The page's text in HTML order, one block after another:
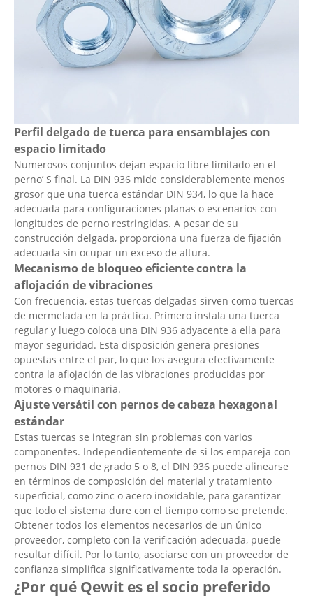
Perfil delgado de tuerca para ensamblajes con
espacio limitado
Numerosos conjuntos dejan espacio libre limitado en el
perno’ S final. La DIN 936 mide considerablemente menos
grosor que una tuerca estándar DIN 934, lo que la hace
adecuada para configuraciones planas o escenarios con
longitudes de perno restringidas. A pesar de su
construcción delgada, proporciona una fuerza de fijación
adecuada sin ocupar un exceso de altura.
Mecanismo de bloqueo eficiente contra la
aflojación de vibraciones
Con frecuencia, estas tuercas delgadas sirven como tuercas
de mermelada en la práctica. Primero instala una tuerca
regular y luego coloca una DIN 936 adyacente a ella para
mayor seguridad. Esta disposición genera presiones
opuestas entre el par, lo que los asegura efectivamente
contra la aflojación de las vibraciones producidas por
motores o maquinaria.
Ajuste versátil con pernos de cabeza hexagonal
estándar
Estas tuercas se integran sin problemas con varios
componentes. Independientemente de si los empareja con
pernos DIN 931 de grado 5 o 8, el DIN 936 puede alinearse
en términos de composición del material y tratamiento
superficial, como zinc o acero inoxidable, para garantizar
que todo el sistema dure con el tiempo como se pretende.
Obtener todos los elementos necesarios de un único
proveedor, completo con la verificación adecuada, puede
resultar difícil. Por lo tanto, asociarse con un proveedor de
confianza simplifica significativamente toda la operación.
¿Por qué Qewit es el socio preferido